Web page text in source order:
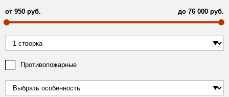
от 950 руб. до 76 000 руб.
Противопожарные